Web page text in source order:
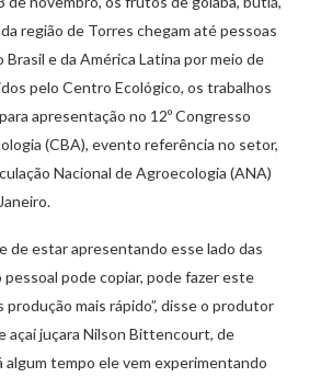
região de Torres chegam até pessoas
e da América Latina por meio de
pelo Centro Ecológico, os trabalhos
apresentação no 12º Congresso
(CBA), evento referência no setor,
Nacional de Agroecologia (ANA)
de estar apresentando esse lado das
pessoal pode copiar, pode fazer este
produção mais rápido”, disse o produtor
açaí juçara Nilson Bittencourt, de
algum tempo ele vem experimentando